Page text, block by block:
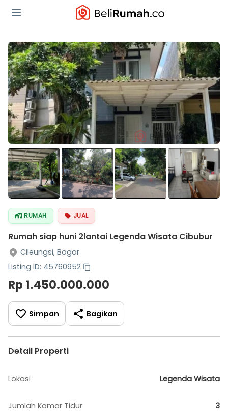
RUMAH JUAL
Rumah siap huni 2lantai Legenda Wisata Cibubur
Cileungsi, Bogor
Listing ID: 45760952
Rp 1.450.000.000
Simpan Bagikan
Detail Properti
Lokasi Legenda Wisata
Jumlah Kamar Tidur 3